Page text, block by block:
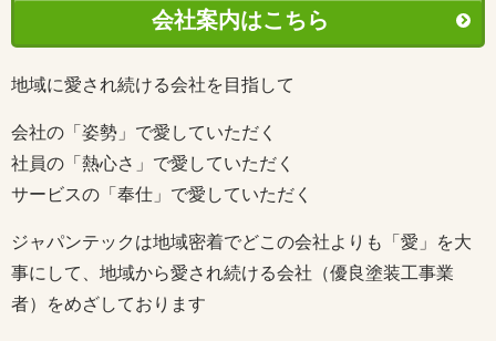
会社案内はこちら
地域に愛され続ける会社を目指して
会社の「姿勢」で愛していただく
社員の「熱心さ」で愛していただく
サービスの「奉仕」で愛していただく
ジャパンテックは地域密着でどこの会社よりも「愛」を大
事にして、地域から愛され続ける会社（優良塗装工事業
者）をめざしております